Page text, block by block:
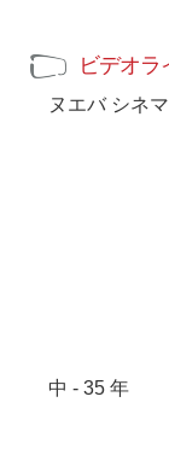
ビデオラ
ヌエバ シネ
中 - 35 年